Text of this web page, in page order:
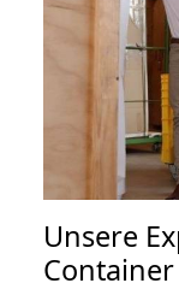
Unsere